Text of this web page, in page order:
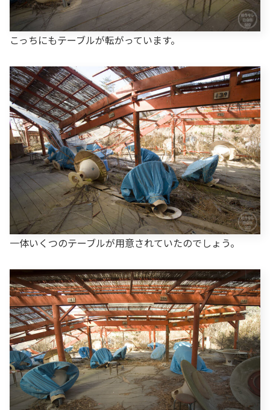
こっちにもテーブルが転がっています。
一体いくつのテーブルが用意されていたのでしょう。